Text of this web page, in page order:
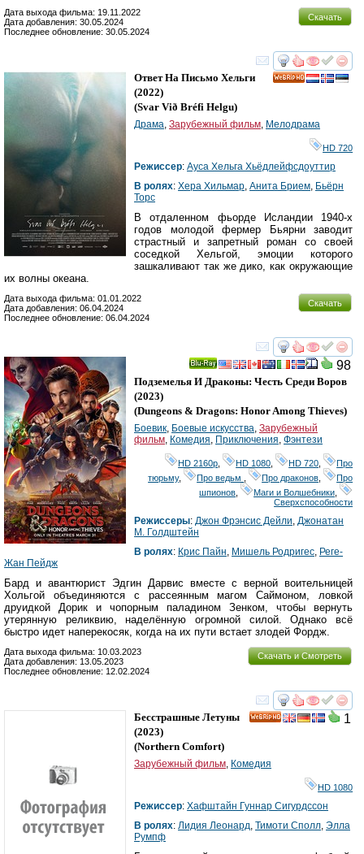
Скачать
Дата выхода фильма: 19.11.2022
Дата добавления: 30.05.2024
Последнее обновление: 30.05.2024
смотреть
Ответ На Письмо Хельги
(2022)
(Svar Við Bréfi Helgu)
Драма, Зарубежный фильм, Мелодрама
HD 720
Режиссер: Ауса Хельга Хьёдлейфсдоуттир
В ролях: Хера Хильмар, Анита Брием, Бьёрн
Торс
В отдаленном фьорде Исландии 1940-х
годов молодой фермер Бьярни заводит
страстный и запретный роман со своей
соседкой Хельгой, эмоции которого
зашкаливают так же дико, как окружающие
их волны океана.
Скачать
Дата выхода фильма: 01.01.2022
Дата добавления: 06.04.2024
Последнее обновление: 06.04.2024
смотреть
98
Подземелья И Драконы: Честь Среди Воров
(2023)
(Dungeons & Dragons: Honor Among Thieves)
Боевик, Боевые искусства, Зарубежный
фильм, Комедия, Приключения, Фэнтези
HD 2160р HD 1080 HD 720
Про
тюрьму, Про ведьм Про драконов
Про
шпионов
Маги и Волшебники
Сверхспособности
Режиссеры: Джон Фрэнсис Дейли, Джонатан
М. Голдштейн
В ролях: Крис Пайн, Мишель Родригес, Реге-
Жан Пейдж
Бард и авантюрист Эдгин Дарвис вместе с верной воительницей
Хольгой объединяются с рассеянным магом Саймоном, ловкой
друидкой Дорик и чопорным паладином Зенком, чтобы вернуть
утерянную реликвию, наделённую огромной силой. Однако всё
быстро идет наперекосяк, когда на их пути встает злодей Фордж.
Скачать и Смотреть
Дата выхода фильма: 10.03.2023
Дата добавления: 13.05.2023
Последнее обновление: 12.02.2024
смотреть
1
Бесстрашные Летуны
(2023)
(Northern Comfort)
Зарубежный фильм, Комедия
HD 1080
Режиссер: Хафштайн Гуннар Сигурдссон
В ролях: Лидия Леонард, Тимоти Сполл, Элла
Румпф